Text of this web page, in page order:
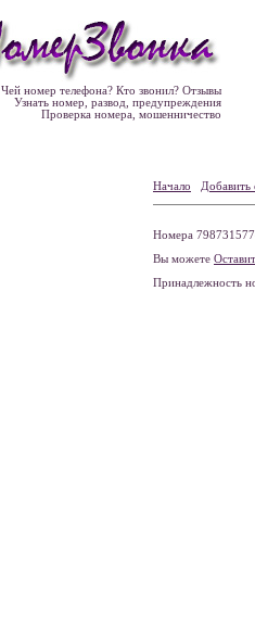
Чей номер телефона? Кто звонил? Отзывы
Узнать номер, развод, предупреждения
Проверка номера, мошенничество
Начало
Добавить
Номера
Вы можете
Принадлежность